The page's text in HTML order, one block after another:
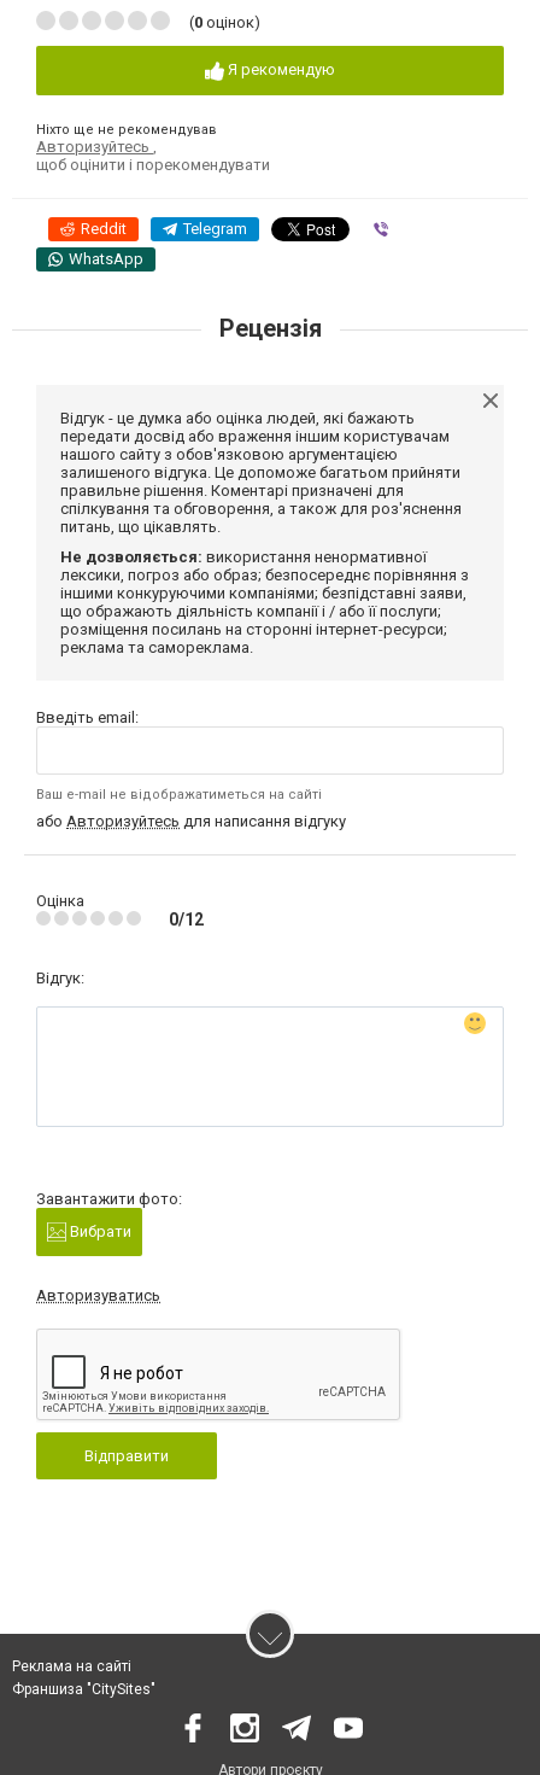
(0 оцінок)
Я рекомендую
Ніхто ще не рекомендував
Авторизуйтесь
щоб оцінити і порекомендувати
Reddit Telegram
WhatsApp
Рецензія
Відгук - це думка або оцінка людей, які бажають
передати досвід або враження іншим користувачам
нашого сайту з обов'язковою аргументацією
залишеного відгука. Це допоможе багатьом прийняти
правильне рішення. Коментарі призначені для
спілкування та обговорення, а також для роз'яснення
питань, що цікавлять.
Не дозволяється: використання ненормативної
лексики, погроз або образ; безпосереднє порівняння з
іншими конкуруючими компаніями; безпідставні заяви,
що ображають діяльність компанії і / або її послуги;
розміщення посилань на сторонні інтернет-ресурси;
реклама та самореклама.
Введіть email:
Ваш e-mail не відображатиметься на сайті
або Авторизуйтесь для написання відгуку
Оцінка
0/12
Відгук:
Завантажити фото:
Вибрати
Авторизуватись
Відправити
Реклама на сайті
Франшиза "CitySites"
Автори проєкту